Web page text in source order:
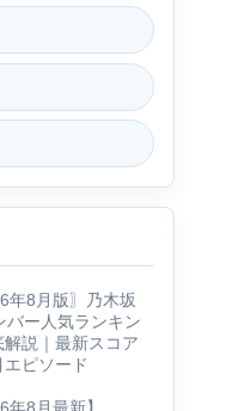
年8月版〗乃木坂
バー人気ランキン
解説｜最新スコア
エピソード